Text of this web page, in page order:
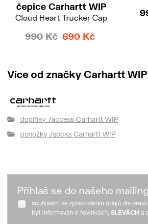
čepice Carhartt WIP
Cloud Heart Trucker Cap
990 Kč 690 Kč
Více od značky Carhartt WIP
doplňky /access Carhartt WIP
ponožky /socks Carhartt WIP
Přihlaš se do našeho
souhlasím se zpracováním údajů dle
být informován o novinkách, SLEVÁCH a